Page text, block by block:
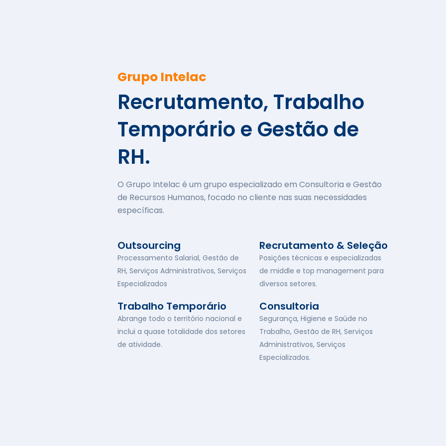
Grupo Intelac
Recrutamento, Trabalho
Temporário e Gestão de
RH.
O Grupo Intelac é um grupo especializado em Consultoria e Gestão
de Recursos Humanos, focado no cliente nas suas necessidades
específicas.
Outsourcing
Processamento Salarial, Gestão de
RH, Serviços Administrativos, Serviços
Especializados
Recrutamento & Seleção
Posições técnicas e especializadas
de middle e top management para
diversos setores.
Trabalho Temporário
Abrange todo o território nacional e
inclui a quase totalidade dos setores
de atividade.
Consultoria
Segurança, Higiene e Saúde no
Trabalho, Gestão de RH, Serviços
Administrativos, Serviços
Especializados.